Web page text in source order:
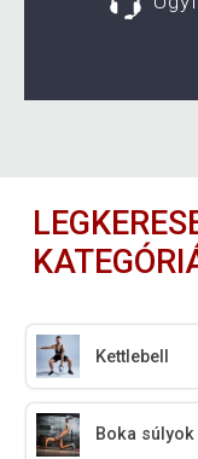
Kettlebell
Boka súlyok